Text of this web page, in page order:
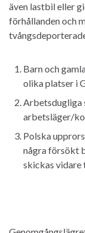
även lastbil eller
förhållanden och
Barn och
olika platser i
Arbetsdugliga
arbetsläger/
Polska
några försökt
skickas